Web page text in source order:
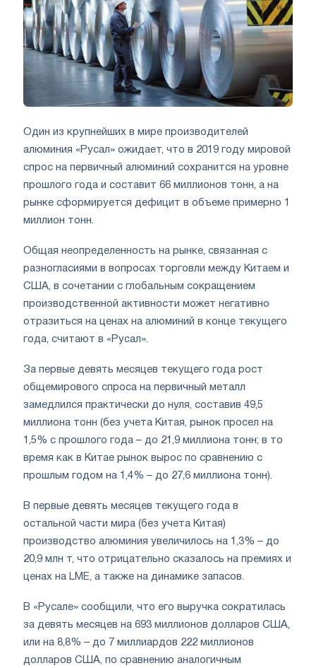
Один из крупнейших в мире производителей
алюминия «Русал» ожидает, что в 2019 году мировой
спрос на первичный алюминий сохранится на уровне
прошлого года и составит 66 миллионов тонн, а на
рынке сформируется дефицит в объеме примерно 1
миллион тонн.
Общая неопределенность на рынке, связанная с
разногласиями в вопросах торговли между Китаем и
США, в сочетании с глобальным сокращением
производственной активности может негативно
отразиться на ценах на алюминий в конце текущего
года, считают в «Русал».
За первые девять месяцев текущего года рост
общемирового спроса на первичный металл
замедлился практически до нуля, составив 49,5
миллиона тонн (без учета Китая, рынок просел на
1,5% с прошлого года – до 21,9 миллиона тонн; в то
время как в Китае рынок вырос по сравнению с
прошлым годом на 1,4% – до 27,6 миллиона тонн).
В первые девять месяцев текущего года в
остальной части мира (без учета Китая)
производство алюминия увеличилось на 1,3% – до
20,9 млн т, что отрицательно сказалось на премиях и
ценах на LME, а также на динамике запасов.
В «Русале» сообщили, что его выручка сократилась
за девять месяцев на 693 миллионов долларов США,
или на 8,8% – до 7 миллиардов 222 миллионов
долларов США, по сравнению аналогичным